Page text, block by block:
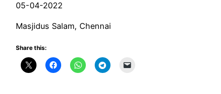
05-04-2022
Masjidus Salam, Chennai
Share this: